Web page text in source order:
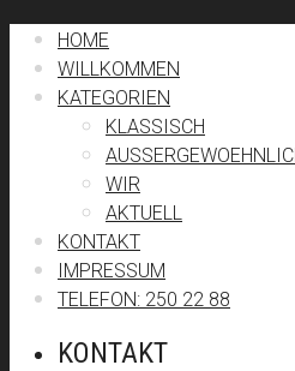
HOME
WILLKOMMEN
KATEGORIEN
KLASSISCH
AUSSERGEWOEHNLICH
WIR
AKTUELL
KONTAKT
IMPRESSUM
TELEFON: 250 22 88
KONTAKT